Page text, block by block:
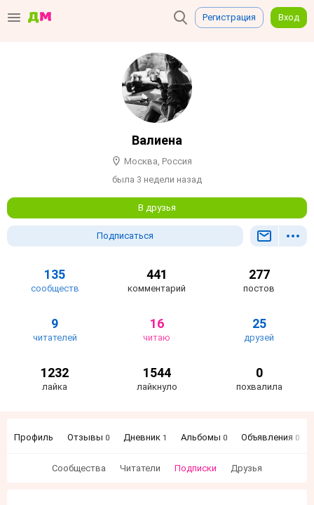
Регистрация Вход
Валиенa
Москва, Россия
была 3 недели назад
В друзья
Подписаться
135
сообществ
441
комментарий
277
постов
9
читателей
16
читаю
25
друзей
1232
лайка
1544
лайкнуло
0
похвалила
Профиль Отзывы 0 Дневник 1 Альбомы 0 Объявления 0
Сообщества Читатели Подписки Друзья